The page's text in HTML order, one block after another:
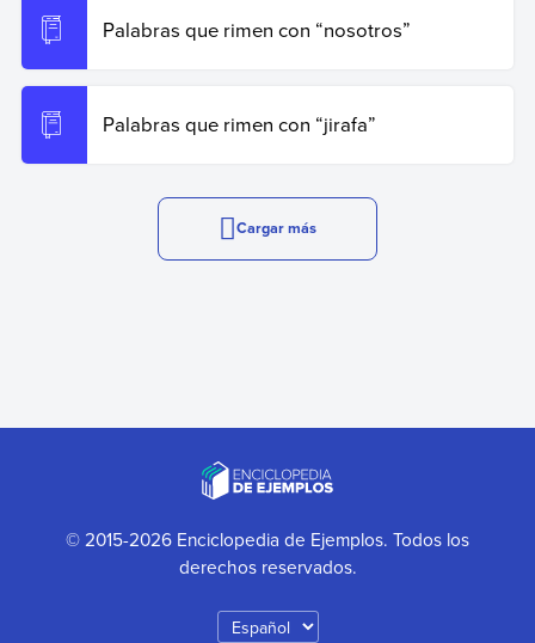
Palabras que rimen con “nosotros”
Palabras que rimen con “jirafa”
Cargar más
© 2015-2026 Enciclopedia de Ejemplos. Todos los
derechos reservados.